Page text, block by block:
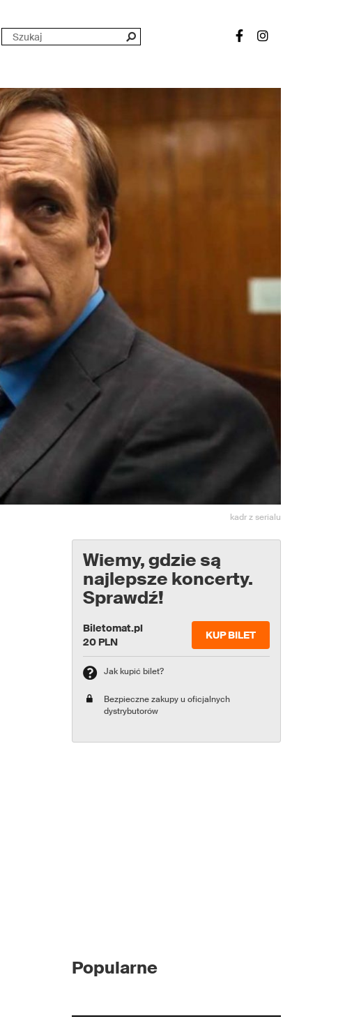
kadr z serialu
Wiemy, gdzie są
najlepsze koncerty.
Sprawdź!
Biletomat.pl
20 PLN
KUP BILET
Jak kupić bilet?
Bezpieczne zakupy u oficjalnych
dystrybutorów
Popularne